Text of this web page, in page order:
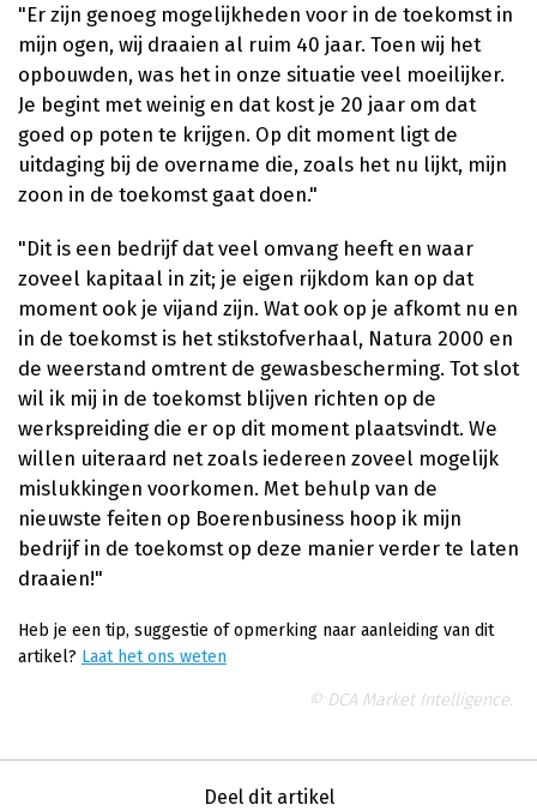
"Er zijn genoeg mogelijkheden voor in de toekomst in
mijn ogen, wij draaien al ruim 40 jaar. Toen wij het
opbouwden, was het in onze situatie veel moeilijker.
Je begint met weinig en dat kost je 20 jaar om dat
goed op poten te krijgen. Op dit moment ligt de
uitdaging bij de overname die, zoals het nu lijkt, mijn
zoon in de toekomst gaat doen."
"Dit is een bedrijf dat veel omvang heeft en waar
zoveel kapitaal in zit; je eigen rijkdom kan op dat
moment ook je vijand zijn. Wat ook op je afkomt nu en
in de toekomst is het stikstofverhaal, Natura 2000 en
de weerstand omtrent de gewasbescherming. Tot slot
wil ik mij in de toekomst blijven richten op de
werkspreiding die er op dit moment plaatsvindt. We
willen uiteraard net zoals iedereen zoveel mogelijk
mislukkingen voorkomen. Met behulp van de
nieuwste feiten op Boerenbusiness hoop ik mijn
bedrijf in de toekomst op deze manier verder te laten
draaien!"
Heb je een tip, suggestie of opmerking naar aanleiding van dit
artikel? Laat het ons weten
© DCA Market Intelligence.
Deel dit artikel